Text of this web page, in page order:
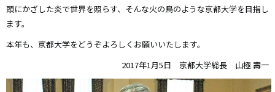
頭にかざした炎で世界を照らす、そんな火の鳥のような京都大学を目指し
ます。
本年も、京都大学をどうぞよろしくお願いいたします。
2017年1月5日 京都大学総長 山極 壽一